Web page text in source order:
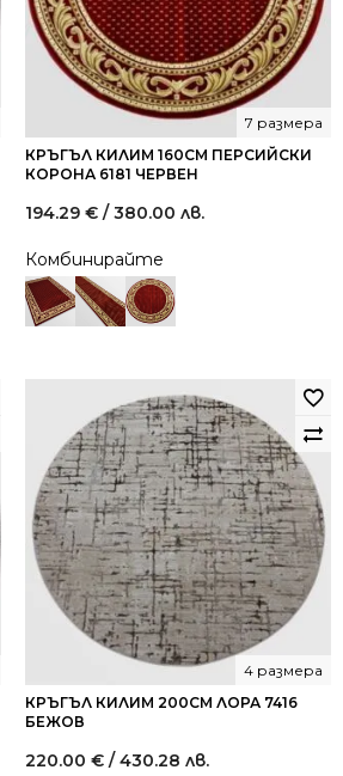
КРЪГЪЛ КИЛИМ 160СМ ПЕРСИЙСКИ
КОРОНА 6181 ЧЕРВЕН
7 размера
194.29 € / 380.00 лв.
Комбинирайте
КРЪГЪЛ КИЛИМ 200СМ ЛОРА 7416
БЕЖОВ
4 размера
220.00 € / 430.28 лв.